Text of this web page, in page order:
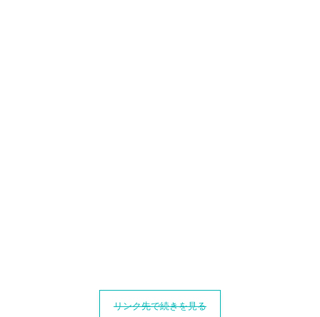
リンク先で続きを見る